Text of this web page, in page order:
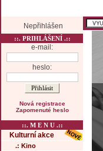
Nepřihlášen
::. PRIHLÁŠENÍ .::
e-mail:
heslo:
Nová registrace
Zapomenuté heslo
::. M E N U .::
Kulturní akce
.: Kino